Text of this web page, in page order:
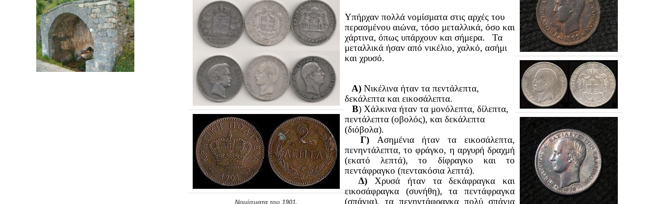
Νομίσματα του 1901.
Υπήρχαν πολλά νομίσματα στις αρχές του
περασμένου αιώνα, τόσο μεταλλικά, όσο και
χάρτινα, όπως υπάρχουν και σήμερα. Τα
μεταλλικά ήσαν από νικέλιο, χαλκό, ασήμι
και χρυσό.
Α) Νικέλινα ήταν τα πεντάλεπτα,
δεκάλεπτα και εικοσάλεπτα.
Β) Χάλκινα ήταν τα μονόλεπτα, δίλεπτα,
πεντάλεπτα (οβολός), και δεκάλεπτα
(διόβολα).
Γ) Ασημένια ήταν τα εικοσάλεπτα,
πενηντάλεπτα, το φράγκο, η αργυρή δραχμή
(εκατό λεπτά), το δίφραγκο και το
πεντάφραγκο (πεντακόσια λεπτά).
Δ) Χρυσά ήταν τα δεκάφραγκα και
εικοσάφραγκα (συνήθη), τα πεντάφραγκα
(σπάνια), τα πενηντάφραγκα πολύ σπάνια